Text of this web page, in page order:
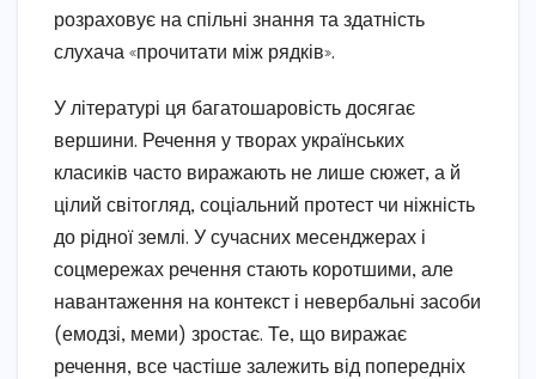
розраховує на спільні знання та здатність
слухача «прочитати між рядків».
У літературі ця багатошаровість досягає
вершини. Речення у творах українських
класиків часто виражають не лише сюжет, а й
цілий світогляд, соціальний протест чи ніжність
до рідної землі. У сучасних месенджерах і
соцмережах речення стають коротшими, але
навантаження на контекст і невербальні засоби
(емодзі, меми) зростає. Те, що виражає
речення, все частіше залежить від попередніх